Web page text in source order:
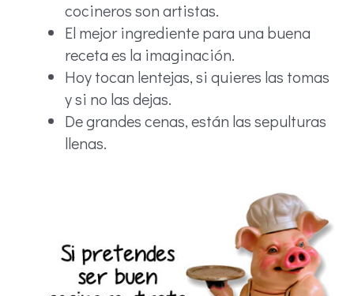
cocineros son artistas.
El mejor ingrediente para una buena
receta es la imaginación.
Hoy tocan lentejas, si quieres las tomas
y si no las dejas.
De grandes cenas, están las sepulturas
llenas.